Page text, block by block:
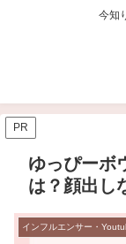
今知
PR
ゆっぴーボ
は？顔出し
インフルエンサー・